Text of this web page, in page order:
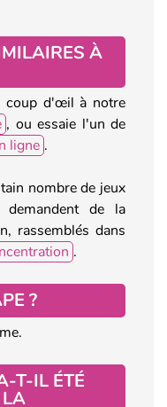
À
coup d'œil à notre
, ou essaie l'un de
ligne .
nombre de jeux
de la
rassemblés dans
.
?
T-IL ÉTÉ